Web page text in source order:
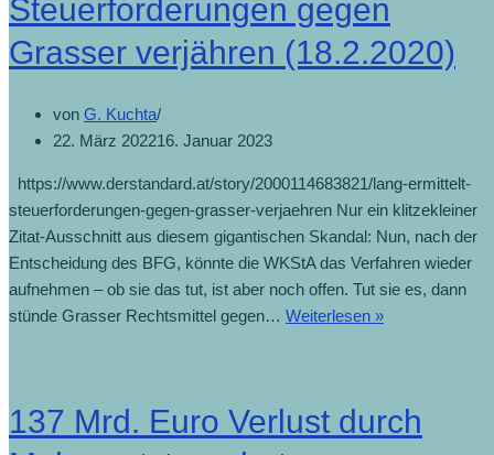
Steuerforderungen gegen
Grasser verjähren (18.2.2020)
von G. Kuchta
22. März 202216. Januar 2023
https://www.derstandard.at/story/2000114683821/lang-ermittelt-
steuerforderungen-gegen-grasser-verjaehren Nur ein klitzekleiner
Zitat-Ausschnitt aus diesem gigantischen Skandal: Nun, nach der
Entscheidung des BFG, könnte die WKStA das Verfahren wieder
aufnehmen – ob sie das tut, ist aber noch offen. Tut sie es, dann
stünde Grasser Rechtsmittel gegen… Weiterlesen »
137 Mrd. Euro Verlust durch